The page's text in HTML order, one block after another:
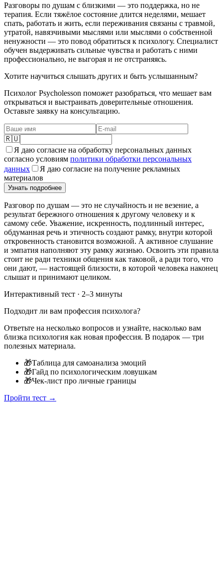
Разговоры по душам с близкими — это поддержка, но не
терапия. Если тяжёлое состояние длится неделями, мешает
спать, работать и жить, если переживания связаны с травмой,
утратой, навязчивыми мыслями или мыслями о собственной
ненужности — это повод обратиться к психологу. Специалист
обучен выдерживать сильные чувства и работать с ними
профессионально, не выгорая и не отстраняясь.
Хотите научиться слышать других и быть услышанным?
Психолог Psycholesson поможет разобраться, что мешает вам
открываться и выстраивать доверительные отношения.
Оставьте заявку на консультацию.
🇷🇺
Я даю согласие на обработку персональных данных
согласно условиям политики обработки персональных
данных
Я даю согласие на получение рекламных
материалов
Узнать подробнее
Разговор по душам — это не случайность и не везение, а
результат бережного отношения к другому человеку и к
самому себе. Уважение, искренность, подлинный интерес,
обдуманная речь и этичность создают рамку, внутри которой
откровенность становится возможной. А активное слушание
и эмпатия наполняют эту рамку жизнью. Освоить эти правила
стоит не ради техники общения как таковой, а ради того, что
они дают, — настоящей близости, в которой человека наконец
слышат и принимают целиком.
Интерактивный тест · 2–3 минуты
Подходит ли вам профессия психолога?
Ответьте на несколько вопросов и узнайте, насколько вам
близка психология как новая профессия. В подарок — три
полезных материала.
🎁Таблица для самоанализа эмоций
🎁Гайд по психологическим ловушкам
🎁Чек-лист про личные границы
Пройти тест →